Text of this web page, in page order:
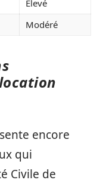
Élevé
Modéré
encore
qui
Civile de